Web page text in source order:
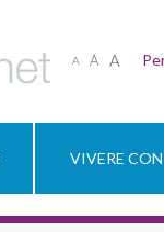
A A A
VIVERE